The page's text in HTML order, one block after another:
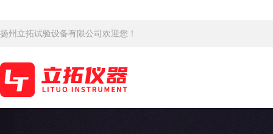
扬州立拓试验设备有限公司欢迎您！